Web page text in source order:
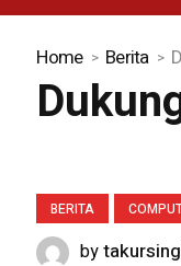
Home Berita
BERITA
by